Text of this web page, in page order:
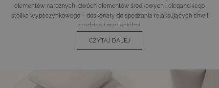
elementów narożnych, dwóch elementów środkowych i eleganckiego
stolika wypoczynkowego – doskonały do spędzania relaksujących chwil
z rodziną i przyjaciółmi.
Eleganckie materiały o trwałej jakości
nadaje zestaw lekkiego, eleganckiego wyglądu.
CZYTAJ DALEJ